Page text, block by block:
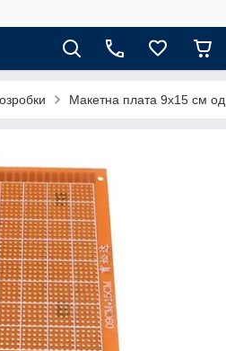
Макетна плата 9х15 см